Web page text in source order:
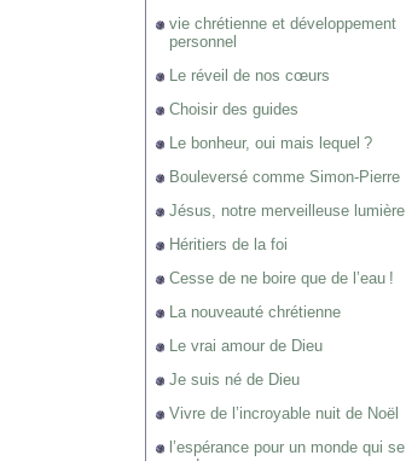
vie chrétienne et développement
personnel
Le réveil de nos cœurs
Choisir des guides
Le bonheur, oui mais lequel ?
Bouleversé comme Simon-Pierre
Jésus, notre merveilleuse lumière
Héritiers de la foi
Cesse de ne boire que de l’eau !
La nouveauté chrétienne
Le vrai amour de Dieu
Je suis né de Dieu
Vivre de l’incroyable nuit de Noël
l’espérance pour un monde qui se